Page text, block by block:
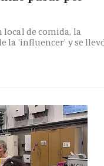
local de comida, la
la 'influencer' y se